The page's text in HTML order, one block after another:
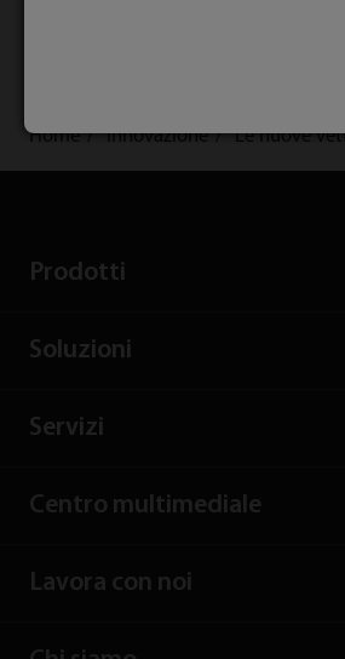
Home Innovazione Le nuove
Prodotti
Soluzioni
Servizi
Centro multimediale
Lavora con noi